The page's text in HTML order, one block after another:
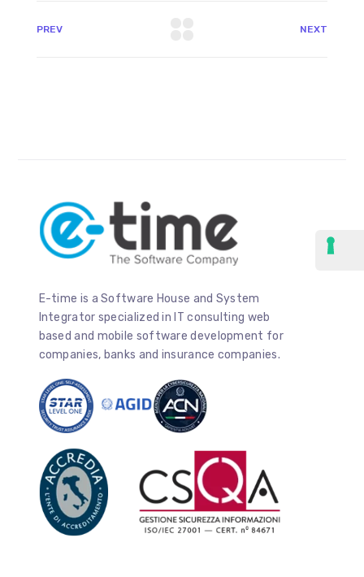
PREV NEXT
E-time is a Software House and System
Integrator specialized in IT consulting web
based and mobile software development for
companies, banks and insurance companies.